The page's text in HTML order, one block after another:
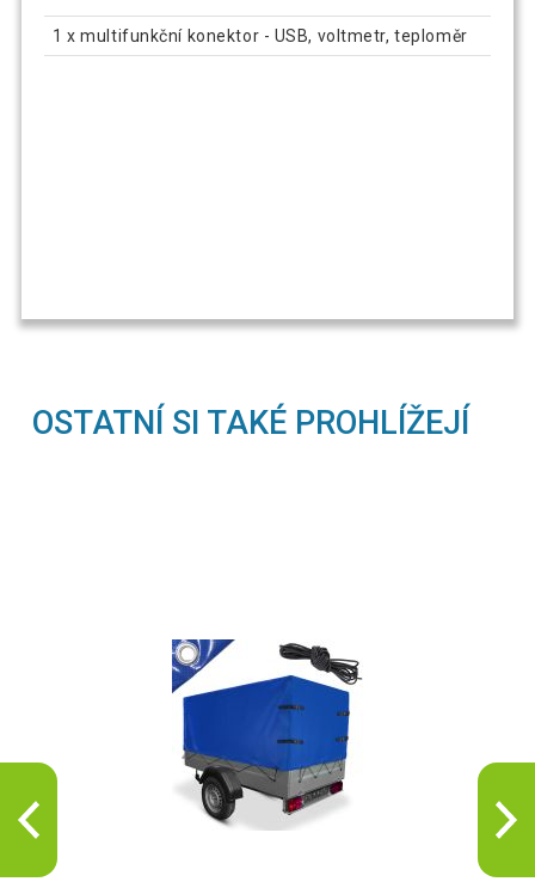
1 x multifunkční konektor - USB, voltmetr, teploměr
OSTATNÍ SI TAKÉ PROHLÍŽEJÍ